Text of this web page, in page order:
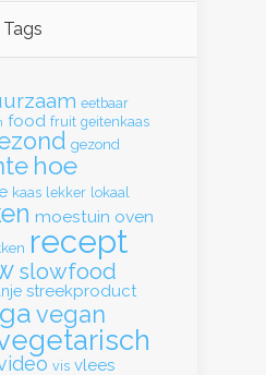
Tags
eetbaar
food fruit geitenkaas
gezond
hoe
kaas lekker lokaal
moestuin oven
recept
slowfood
streekproduct
vegan
vis vlees